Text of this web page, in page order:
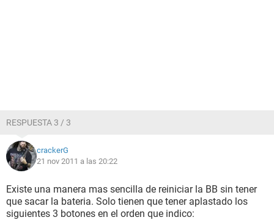
RESPUESTA 3 / 3
crackerG
21 nov 2011 a las 20:22
Existe una manera mas sencilla de reiniciar la BB sin tener
que sacar la bateri­a. Solo tienen que tener aplastado los
siguientes 3 botones en el orden que indico: